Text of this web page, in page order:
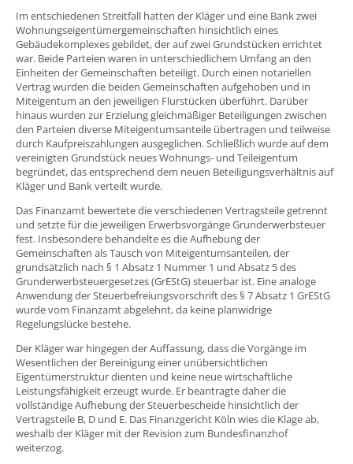
Im entschiedenen Streitfall hatten der Kläger und eine Bank zwei
Wohnungseigentümergemeinschaften hinsichtlich eines
Gebäudekomplexes gebildet, der auf zwei Grundstücken errichtet
war. Beide Parteien waren in unterschiedlichem Umfang an den
Einheiten der Gemeinschaften beteiligt. Durch einen notariellen
Vertrag wurden die beiden Gemeinschaften aufgehoben und in
Miteigentum an den jeweiligen Flurstücken überführt. Darüber
hinaus wurden zur Erzielung gleichmäßiger Beteiligungen zwischen
den Parteien diverse Miteigentumsanteile übertragen und teilweise
durch Kaufpreiszahlungen ausgeglichen. Schließlich wurde auf dem
vereinigten Grundstück neues Wohnungs- und Teileigentum
begründet, das entsprechend dem neuen Beteiligungsverhältnis auf
Kläger und Bank verteilt wurde.
Das Finanzamt bewertete die verschiedenen Vertragsteile getrennt
und setzte für die jeweiligen Erwerbsvorgänge Grunderwerbsteuer
fest. Insbesondere behandelte es die Aufhebung der
Gemeinschaften als Tausch von Miteigentumsanteilen, der
grundsätzlich nach § 1 Absatz 1 Nummer 1 und Absatz 5 des
Grunderwerbsteuergesetzes (GrEStG) steuerbar ist. Eine analoge
Anwendung der Steuerbefreiungsvorschrift des § 7 Absatz 1 GrEStG
wurde vom Finanzamt abgelehnt, da keine planwidrige
Regelungslücke bestehe.
Der Kläger war hingegen der Auffassung, dass die Vorgänge im
Wesentlichen der Bereinigung einer unübersichtlichen
Eigentümerstruktur dienten und keine neue wirtschaftliche
Leistungsfähigkeit erzeugt wurde. Er beantragte daher die
vollständige Aufhebung der Steuerbescheide hinsichtlich der
Vertragsteile B, D und E. Das Finanzgericht Köln wies die Klage ab,
weshalb der Kläger mit der Revision zum Bundesfinanzhof
weiterzog.